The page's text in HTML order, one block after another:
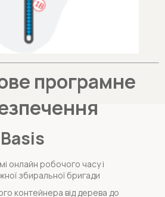
програмне
онлайн робочого часу і
збиральної бригади
контейнера від дерева до